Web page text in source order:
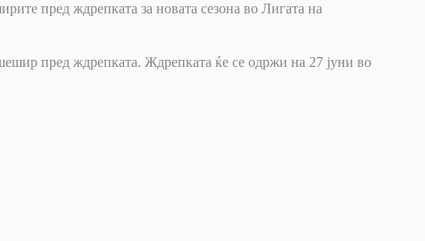
пред ждрепката за новата сезона во Лигата на
пред ждрепката. Ждрепката ќе се одржи на 27 јуни во